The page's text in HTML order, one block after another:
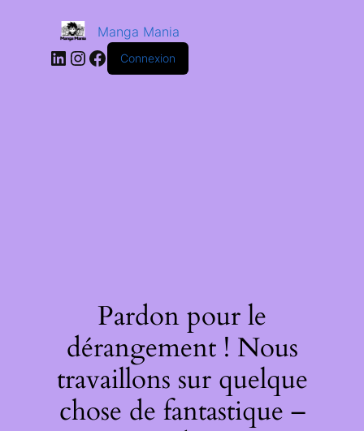
Manga Mania
Connexion
Pardon pour le
dérangement ! Nous
travaillons sur quelque
chose de fantastique –